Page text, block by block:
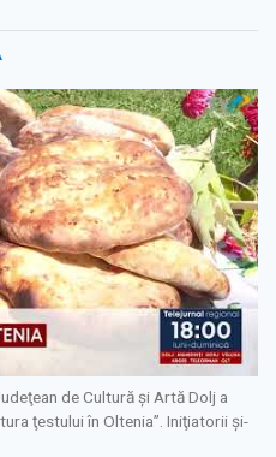
de Cultură şi Artă Dolj a
ţestului în Oltenia”. Iniţiatorii şi-